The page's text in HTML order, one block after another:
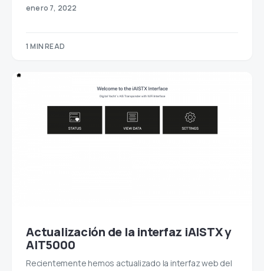
enero 7, 2022
1 MIN READ
Actualización de la interfaz iAISTX y
AIT5000
Recientemente hemos actualizado la interfaz web del